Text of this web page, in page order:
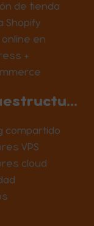
de tienda
Shopify
en
+
Infraestructura
compartido
VPS
cloud